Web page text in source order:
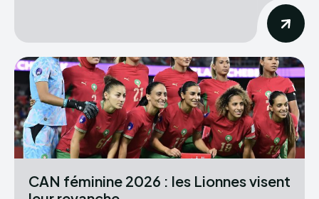
CAN féminine 2026 : les Lionnes visent